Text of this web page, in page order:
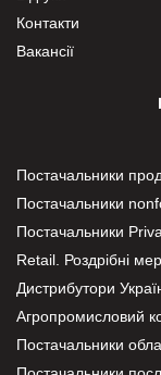
Контакти
Вакансії
Постачальники
Постачальники
Постачальники
Retail. Роздрібні
Дистрибутори
Агропромисловий
Постачальники